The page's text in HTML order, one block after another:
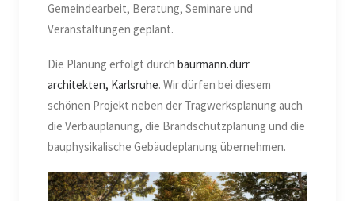
Gemeindearbeit, Beratung, Seminare und
Veranstaltungen geplant.
Die Planung erfolgt durch baurmann.dürr
architekten, Karlsruhe. Wir dürfen bei diesem
schönen Projekt neben der Tragwerksplanung auch
die Verbauplanung, die Brandschutzplanung und die
bauphysikalische Gebäudeplanung übernehmen.